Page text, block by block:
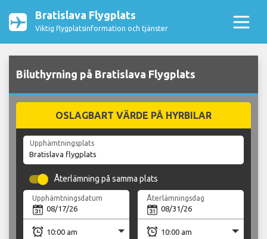
Bratislava Flygplats
Viktig flygplatsinformation och tjänster
Biluthyrning på Bratislava Flygplats
OSLAGBART VÄRDE PÅ HYRBILAR
Upphämtningsplats
Återlämning på samma plats
Upphämtningsdatum Återlämningsdag